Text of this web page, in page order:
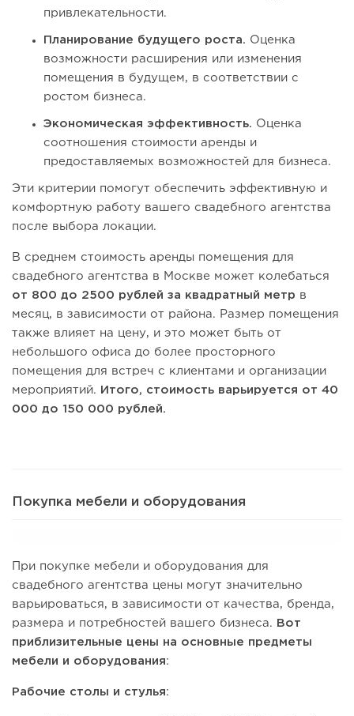
привлекательности.
Планирование будущего роста. Оценка
возможности расширения или изменения
помещения в будущем, в соответствии с
ростом бизнеса.
Экономическая эффективность. Оценка
соотношения стоимости аренды и
предоставляемых возможностей для бизнеса.
Эти критерии помогут обеспечить эффективную и
комфортную работу вашего свадебного агентства
после выбора локации.
В среднем стоимость аренды помещения для
свадебного агентства в Москве может колебаться
от 800 до 2500 рублей за квадратный метр в
месяц, в зависимости от района. Размер помещения
также влияет на цену, и это может быть от
небольшого офиса до более просторного
помещения для встреч с клиентами и организации
мероприятий.
Итого, стоимость варьируется от 40
000 до 150 000 рублей.
Покупка мебели и оборудования
При покупке мебели и оборудования для
свадебного агентства цены могут значительно
варьироваться, в зависимости от качества, бренда,
размера и потребностей вашего бизнеса.
Вот
приблизительные цены на основные предметы
мебели и оборудования:
Рабочие столы и стулья: